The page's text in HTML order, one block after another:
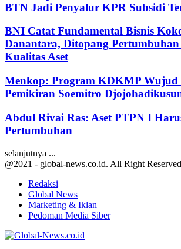
BTN Jadi Penyalur KPR Subsidi
BNI Catat Fundamental Bisnis
Danantara, Ditopang
Kualitas Aset
Menkop: Program KDKMP Wujud
Pemikiran Soemitro
Abdul Rivai Ras: Aset PTPN I
Pertumbuhan
selanjutnya ...
@2021 - global-news.co.id. All Right
Redaksi
Global News
Marketing & Iklan
Pedoman Media Siber